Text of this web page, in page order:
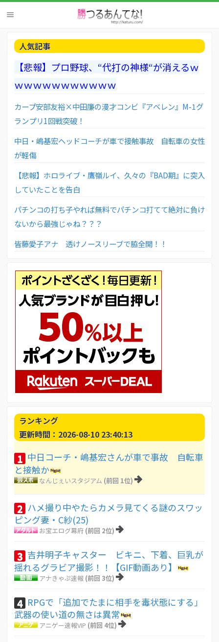
人気記事
【悲報】プロ野球、“代打の神様“が消えるｗ
ｗｗｗｗｗｗｗｗｗｗｗ
カープ安部友裕×中田廉の漫才コンビ『アベレン』M-1グ
ランプリ1回戦突破！
中日・嶋基宏ヘッドコーチが車で接触事故 自転車の女性
が軽傷
【悲報】ホロライブ・鷹嶺ルイ、久々の『BAD期』に突入
していたことを告白
パチンコの打ち子やれば無料でパチンコ打てて絶対に負け
ないから最強じゃね？？？
皆藤愛子アナ 透けノースリーブで脇全開！！
ランキング
更新時間：2026-08-10 23:40:13
1 中日コーチ・嶋基宏さんが車で事故 自転車
と接触か
なんじぇいスタジアム (前回 1位)
2 ハメ撮り中やたらカメラ見てくる謎のスワッ
ピング妻・C紗(25)
お宝エログ幕府 (前回 2位)
3 吉井明子キャスター ビキニ、下着、巨乳が
揺れるグラビア撮影！！【GIF動画あり】
アナきゃぷ速報 (前回 3位)
4 RPGで「追加でたまに相手を毒状態にする」
武器の使い道の無さは異常
アニゲー速報VIP (前回 4位)